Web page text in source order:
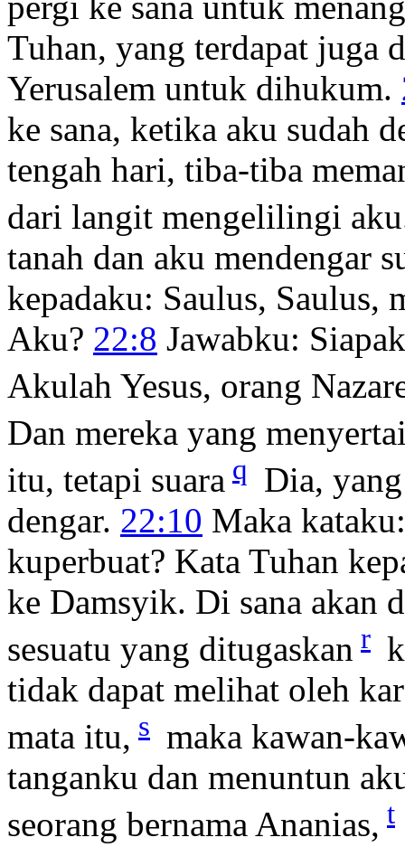
Tuhan, yang terdapat juga
Yerusalem untuk dihukum.
ke sana, ketika aku sudah
tengah hari, tiba-tiba
dari langit mengelilingi
tanah dan aku mendengar
kepadaku: Saulus, Saulus,
Aku? 22:8 Jawabku:
Akulah Yesus, orang
Dan mereka yang
itu, tetapi suara q Dia,
dengar. 22:10 Maka
kuperbuat? Kata Tuhan
ke Damsyik. Di sana akan
sesuatu yang ditugaskan r
tidak dapat melihat oleh
mata itu, s maka kawan-
tanganku dan menuntun
seorang bernama Ananias, t